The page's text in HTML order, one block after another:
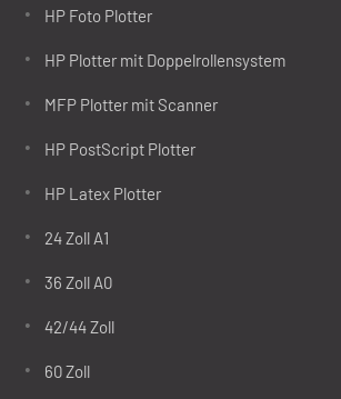
HP Foto Plotter
HP Plotter mit Doppelrollensystem
MFP Plotter mit Scanner
HP PostScript Plotter
HP Latex Plotter
24 Zoll A1
36 Zoll A0
42/44 Zoll
60 Zoll